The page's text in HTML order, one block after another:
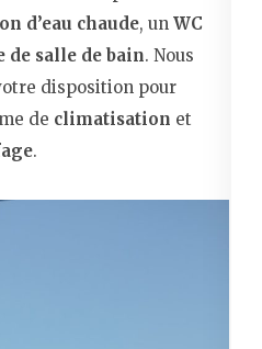
d’eau chaude, un WC
de salle de bain. Nous
disposition pour
de climatisation et
.